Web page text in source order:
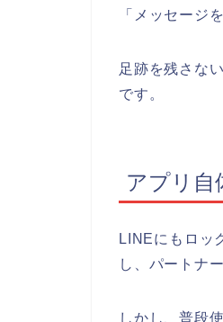
「メッセージ
足跡を残さな
です。
アプリ自
LINEにもロッ
し、パートナ
しかし、普段